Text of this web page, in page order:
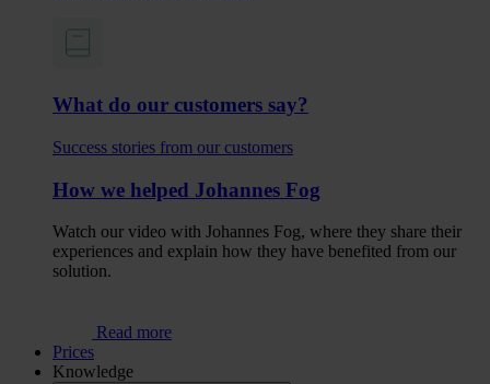
What do our customers say?
Success stories from our customers
How we helped Johannes Fog
Watch our video with Johannes Fog, where they share their
experiences and explain how they have benefited from our
solution.
Read more
Prices
Knowledge